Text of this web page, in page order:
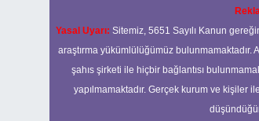
Yasal Uyarı: Sitemiz, 5651 Sayılı Kanun
araştırma yükümlülüğümüz
şahıs şirketi ile hiçbir bağlantısı
yapılmamaktadır. Gerçek kurum ve kişiler